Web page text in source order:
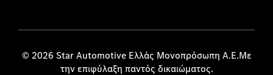
© 2026 Star Automotive Ελλάς Μονοπρόσωπη Α.Ε.Με
την επιφύλαξη παντός δικαιώματος.